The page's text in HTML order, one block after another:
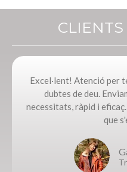
Excel·lent! Atenció per
dubtes de deu.
necessitats, ràpid i
que